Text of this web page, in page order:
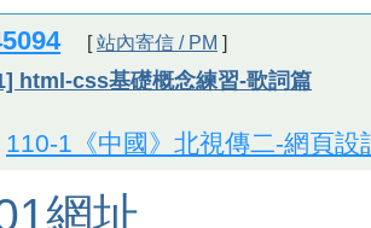
[站內寄信 / PM ]
html-css基礎概念練習-歌詞篇
110-1《中國》北視傳二-網頁設
網址